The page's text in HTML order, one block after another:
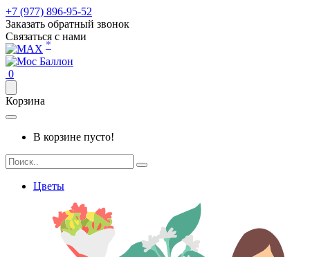
+7 (977) 896-95-52
Заказать обратный звонок
Связаться с нами
*
0
Корзина
В корзине пусто!
Цветы